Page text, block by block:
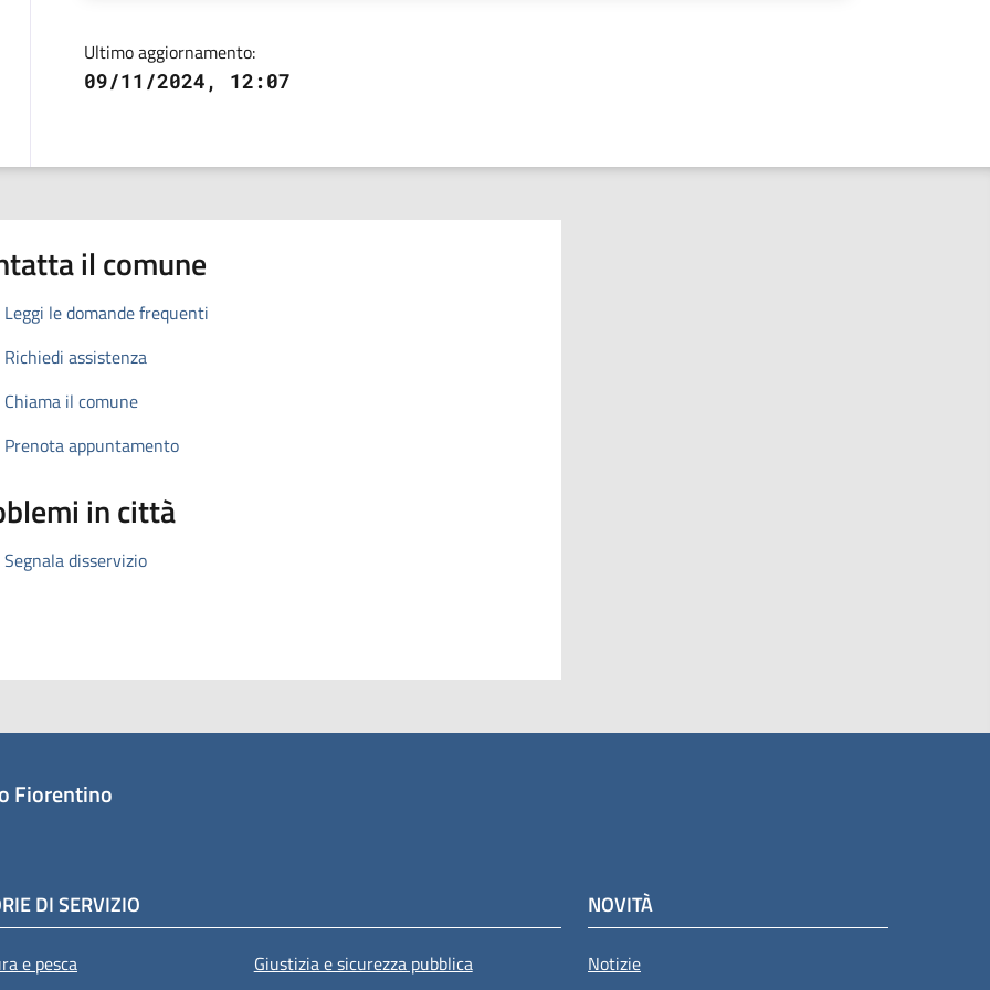
Ultimo aggiornamento:
09/11/2024, 12:07
il comune
Leggi le domande frequenti
Richiedi assistenza
Chiama il comune
Prenota appuntamento
in città
Segnala disservizio
Fiorentino
DI SERVIZIO
e pesca
Giustizia e sicurezza pubblica
NOVITÀ
Notizie